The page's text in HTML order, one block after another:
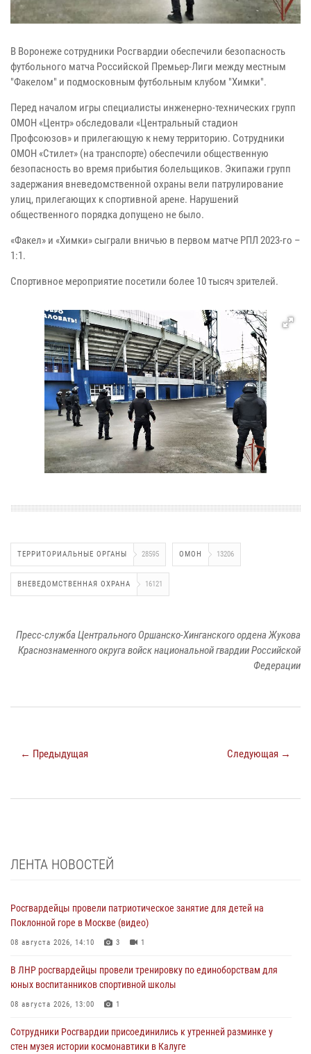
В Воронеже сотрудники Росгвардии обеспечили безопасность
футбольного матча Российской Премьер-Лиги между местным
"Факелом" и подмосковным футбольным клубом "Химки".
Перед началом игры специалисты инженерно-технических групп
ОМОН «Центр» обследовали «Центральный стадион
Профсоюзов» и прилегающую к нему территорию. Сотрудники
ОМОН «Стилет» (на транспорте) обеспечили общественную
безопасность во время прибытия болельщиков. Экипажи групп
задержания вневедомственной охраны вели патрулирование
улиц, прилегающих к спортивной арене. Нарушений
общественного порядка допущено не было.
«Факел» и «Химки» сыграли вничью в первом матче РПЛ 2023-го –
1:1.
Спортивное мероприятие посетили более 10 тысяч зрителей.
ТЕРРИТОРИАЛЬНЫЕ ОРГАНЫ 28595 ОМОН 13206
ВНЕВЕДОМСТВЕННАЯ ОХРАНА 16121
Пресс-служба Центрального Оршанско-Хинганского ордена Жукова
Краснознаменного округа войск национальной гвардии Российской
Федерации
← Предыдущая Следующая →
ЛЕНТА НОВОСТЕЙ
Росгвардейцы провели патриотическое занятие для детей на
Поклонной горе в Москве (видео)
08 августа 2026, 14:10 3 1
В ЛНР росгвардейцы провели тренировку по единоборствам для
юных воспитанников спортивной школы
08 августа 2026, 13:00 1
Сотрудники Росгвардии присоединились к утренней разминке у
стен музея истории космонавтики в Калуге